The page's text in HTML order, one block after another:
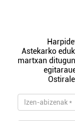
Astekarko
martxan